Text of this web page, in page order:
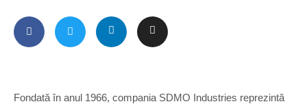
Fondată în anul 1966, compania SDMO Industries reprezintă